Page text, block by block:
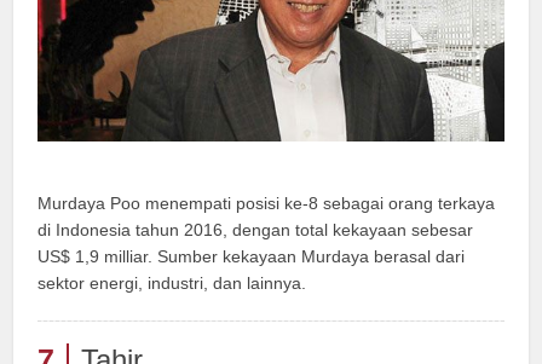
Murdaya Poo menempati posisi ke-8 sebagai orang terkaya
di Indonesia tahun 2016, dengan total kekayaan sebesar
US$ 1,9 milliar. Sumber kekayaan Murdaya berasal dari
sektor energi, industri, dan lainnya.